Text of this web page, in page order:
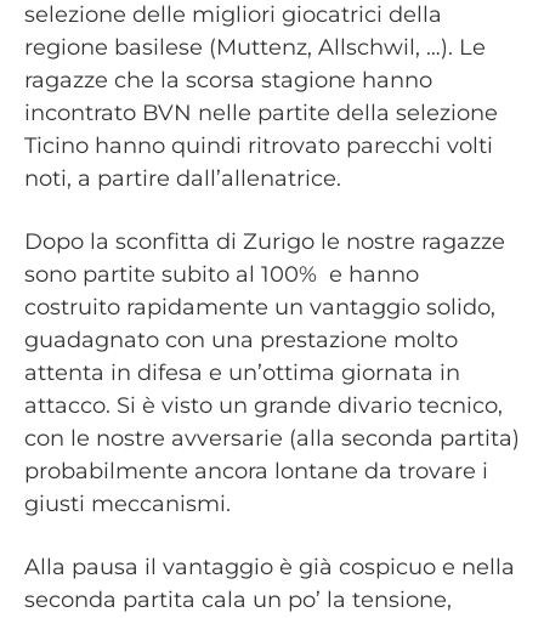
selezione delle migliori giocatrici della
regione basilese (Muttenz, Allschwil, …). Le
ragazze che la scorsa stagione hanno
incontrato BVN nelle partite della selezione
Ticino hanno quindi ritrovato parecchi volti
noti, a partire dall’allenatrice.
Dopo la sconfitta di Zurigo le nostre ragazze
sono partite subito al 100% e hanno
costruito rapidamente un vantaggio solido,
guadagnato con una prestazione molto
attenta in difesa e un’ottima giornata in
attacco. Si è visto un grande divario tecnico,
con le nostre avversarie (alla seconda partita)
probabilmente ancora lontane da trovare i
giusti meccanismi.
Alla pausa il vantaggio è già cospicuo e nella
seconda partita cala un po’ la tensione,